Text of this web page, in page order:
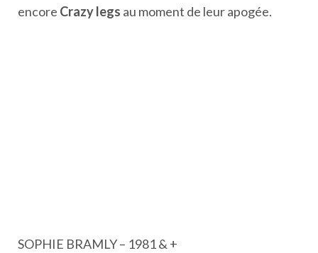
encore Crazy legs au moment de leur apogée.
SOPHIE BRAMLY – 1981 & +